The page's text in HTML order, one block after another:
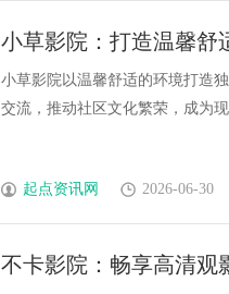
小草影院：打造温馨舒
活
小草影院以温馨舒适的环境打造
交流，推动社区文化繁荣，成为
起点资讯网 2026-06-30
不卡影院：畅享高清观